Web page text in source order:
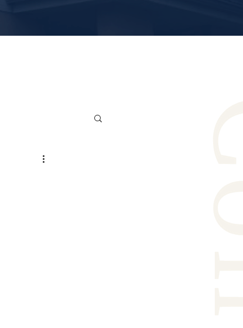
雨漏り修理・防水工事